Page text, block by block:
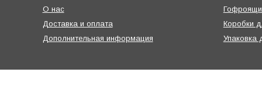
О нас
Доставка и оплата
Дополнительная информация
Коробки
Упаковка